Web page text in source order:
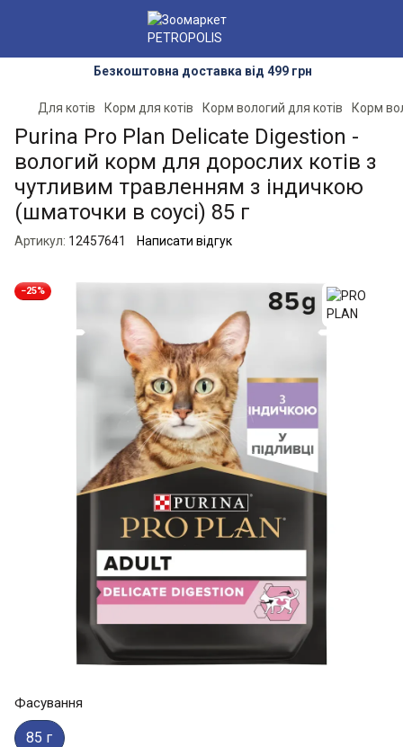
Безкоштовна доставка від 499 грн
Для котів Корм для котів Корм вологий для котів Корм
Purina Pro Plan Delicate Digestion -
вологий корм для дорослих котів з
чутливим травленням з індичкою
(шматочки в соусі) 85 г
Артикул: 12457641 Написати відгук
−25%
Фасування
85 г